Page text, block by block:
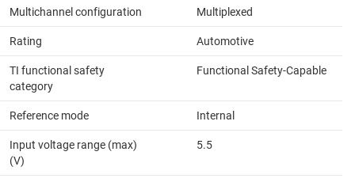
Multichannel configuration Multiplexed
Rating Automotive
TI functional safety
category
Functional Safety-Capable
Reference mode Internal
Input voltage range (max)
(V)
5.5